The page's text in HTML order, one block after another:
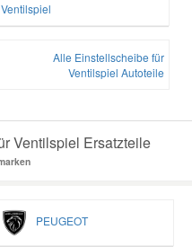
Ventilspiel
Alle Einstellscheibe für
Ventilspiel Autoteile
Ventilspiel Ersatzteile
PEUGEOT